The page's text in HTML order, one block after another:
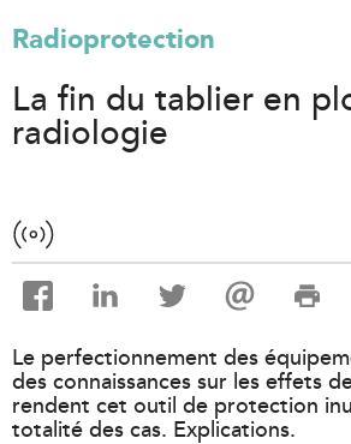
Radioprotection
La fin du tablier en
radiologie
Le perfectionnement des
des connaissances sur les effets
rendent cet outil de protection
totalité des cas. Explications.